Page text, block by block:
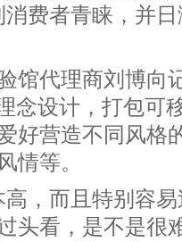
费者青睐，并
代理商刘博向
念设计，打包可
好营造不同风格
情等。
而且特别容易
头看，是不是很